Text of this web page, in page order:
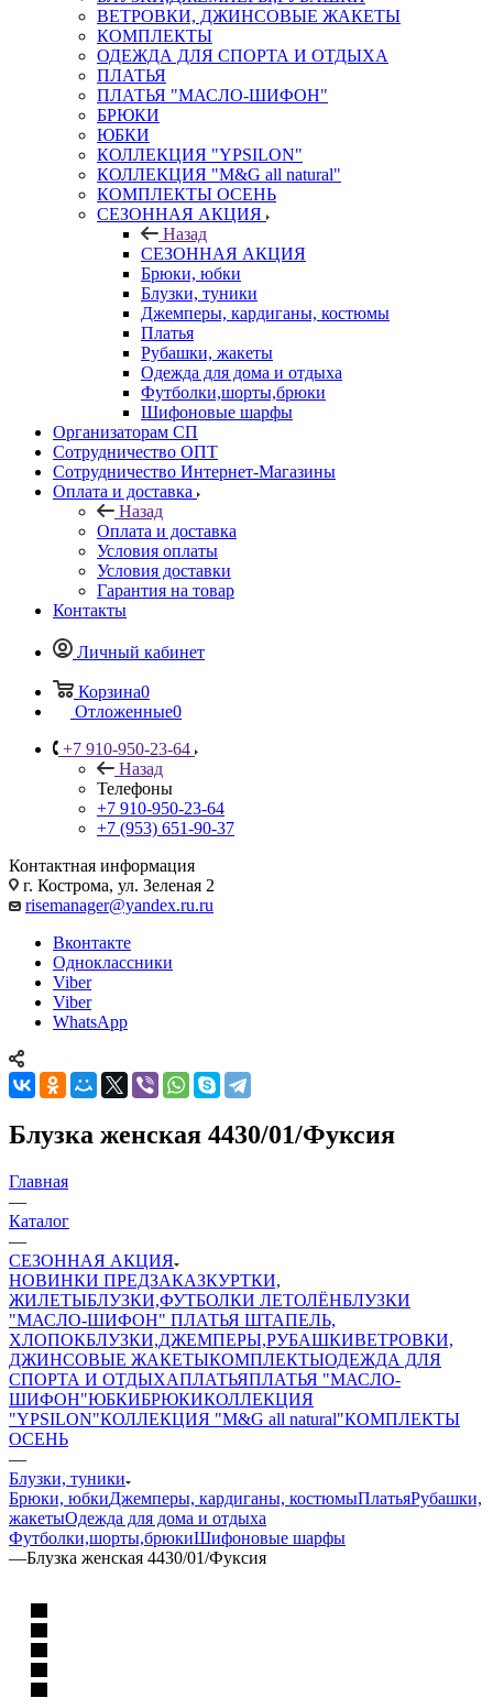
ВЕТРОВКИ, ДЖИНСОВЫЕ ЖАКЕТЫ
КОМПЛЕКТЫ
ОДЕЖДА ДЛЯ СПОРТА И ОТДЫХА
ПЛАТЬЯ
ПЛАТЬЯ "МАСЛО-ШИФОН"
БРЮКИ
ЮБКИ
КОЛЛЕКЦИЯ "YPSILON"
КОЛЛЕКЦИЯ "M&G all natural"
КОМПЛЕКТЫ ОСЕНЬ
СЕЗОННАЯ АКЦИЯ
Назад
СЕЗОННАЯ АКЦИЯ
Брюки, юбки
Блузки, туники
Джемперы, кардиганы, костюмы
Платья
Рубашки, жакеты
Одежда для дома и отдыха
Футболки,шорты,брюки
Шифоновые шарфы
Организаторам СП
Сотрудничество ОПТ
Сотрудничество Интернет-Магазины
Оплата и доставка
Назад
Оплата и доставка
Условия оплаты
Условия доставки
Гарантия на товар
Контакты
Личный кабинет
Корзина0
Отложенные0
+7 910-950-23-64
Назад
Телефоны
+7 910-950-23-64
+7 (953) 651-90-37
Контактная информация
г. Кострома, ул. Зеленая 2
risemanager@yandex.ru.ru
Вконтакте
Одноклассники
Viber
Viber
WhatsApp
Блузка женская 4430/01/Фуксия
Главная
—
Каталог
—
СЕЗОННАЯ АКЦИЯ
НОВИНКИ ПРЕДЗАКАЗКУРТКИ,
ЖИЛЕТЫБЛУЗКИ,ФУТБОЛКИ ЛЕТОЛЁНБЛУЗКИ
"МАСЛО-ШИФОН" ПЛАТЬЯ ШТАПЕЛЬ,
ХЛОПОКБЛУЗКИ,ДЖЕМПЕРЫ,РУБАШКИВЕТРОВКИ,
ДЖИНСОВЫЕ ЖАКЕТЫКОМПЛЕКТЫОДЕЖДА ДЛЯ
СПОРТА И ОТДЫХАПЛАТЬЯПЛАТЬЯ "МАСЛО-
ШИФОН"ЮБКИБРЮКИКОЛЛЕКЦИЯ
"YPSILON"КОЛЛЕКЦИЯ "M&G all natural"КОМПЛЕКТЫ
ОСЕНЬ
—
Блузки, туники
Брюки, юбкиДжемперы, кардиганы, костюмыПлатьяРубашки,
жакетыОдежда для дома и отдыха
Футболки,шорты,брюкиШифоновые шарфы
—Блузка женская 4430/01/Фуксия